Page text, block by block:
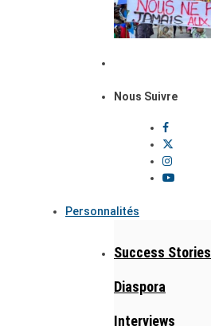
Nous Suivre
Personnalités
Success Stories
Diaspora
Interviews